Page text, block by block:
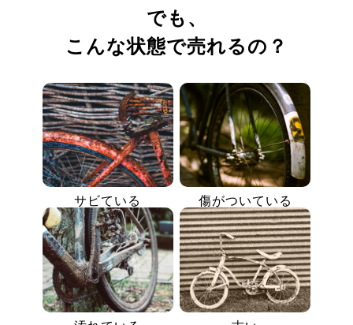
でも、
こんな状態で売れるの？
サビている 傷がついている